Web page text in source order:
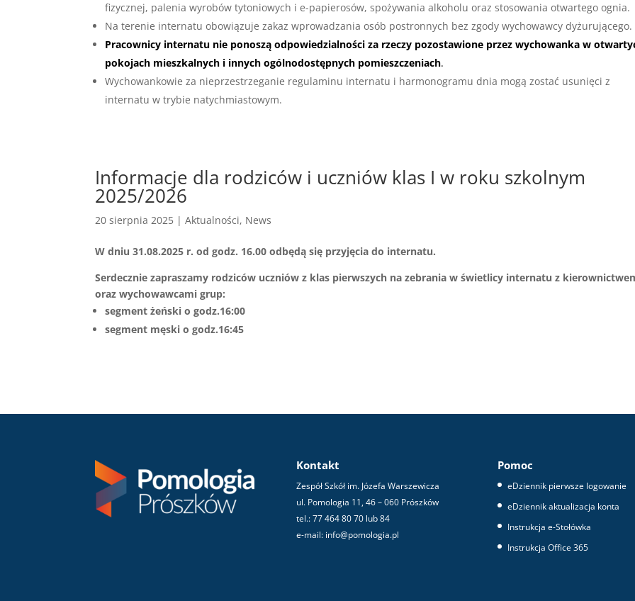
fizycznej, palenia wyrobów tytoniowych i e-papierosów, spożywania alkoholu oraz stosowania otwartego ognia.
Na terenie internatu obowiązuje zakaz wprowadzania osób postronnych bez zgody wychowawcy dyżurującego.
Pracownicy internatu nie ponoszą odpowiedzialności za rzeczy pozostawione przez wychowanka w
pokojach mieszkalnych i innych ogólnodostępnych pomieszczeniach.
Wychowankowie za nieprzestrzeganie regulaminu internatu i harmonogramu dnia mogą zostać usunięci z
internatu w trybie natychmiastowym.
Informacje dla rodziców i uczniów klas I w roku szkolnym
2025/2026
20 sierpnia 2025 |Aktualności, News
W dniu 31.08.2025 r. od godz. 16.00 odbędą się przyjęcia do internatu.
Serdecznie zapraszamy rodziców uczniów z klas pierwszych na zebrania w świetlicy internatu z
oraz wychowawcami grup:
segment żeński o godz.16:00
segment męski o godz.16:45
Kontakt
Zespół Szkół im. Józefa Warszewicza
ul. Pomologia 11, 46 – 060 Prószków
tel.: 77 464 80 70 lub 84
e-mail: info@pomologia.pl
Pomoc
eDziennik pierwsze logowanie
eDziennik aktualizacja konta
Instrukcja e-Stołówka
Instrukcja Office 365